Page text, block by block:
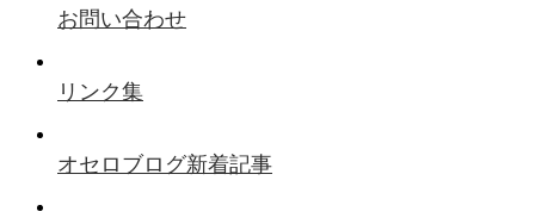
お問い合わせ
リンク集
オセロブログ新着記事